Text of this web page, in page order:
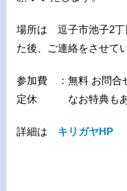
場所は 逗子市池子2
た後、ご連絡をさせて
参加費 ：無料 お問合
定休 なお特典もあ
詳細は キリガヤHP